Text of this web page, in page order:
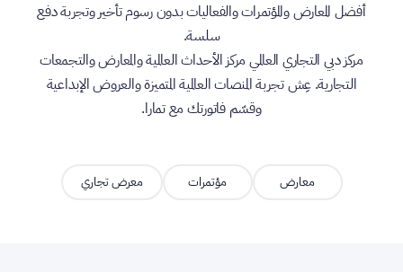
أفضل المعارض والمؤتمرات والفعاليات بدون رسوم تأخير وتجربة دفع
سلسة.
مركز دبي التجاري العالمي مركز الأحداث العالمية والمعارض والتجمعات
التجارية. عِش تجربة المنصات العالمية المتميزة والعروض الإبداعية
وقسّم فاتورتك مع تمارا.
معارض مؤتمرات معرض تجاري